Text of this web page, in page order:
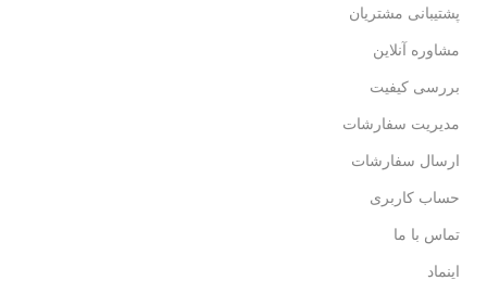
پشتیبانی مشتریان
مشاوره آنلاین
بررسی کیفیت
مدیریت سفارشات
ارسال سفارشات
حساب کاربری
تماس با ما
اینماد